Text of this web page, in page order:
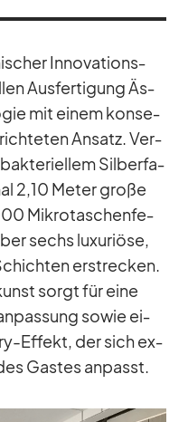
In­no­va­ti­ons­
Aus­fer­ti­gung Äs­
mit ei­nem kon­se­
An­satz. Ver­
Sil­ber­fa­
2,10 Me­ter große
Mi­kro­ta­schen­fe­
sechs lu­xu­riöse,
er­stre­cken.
sorgt für eine
so­wie ei­
Ef­fekt, der sich ex­
Gas­tes an­passt.